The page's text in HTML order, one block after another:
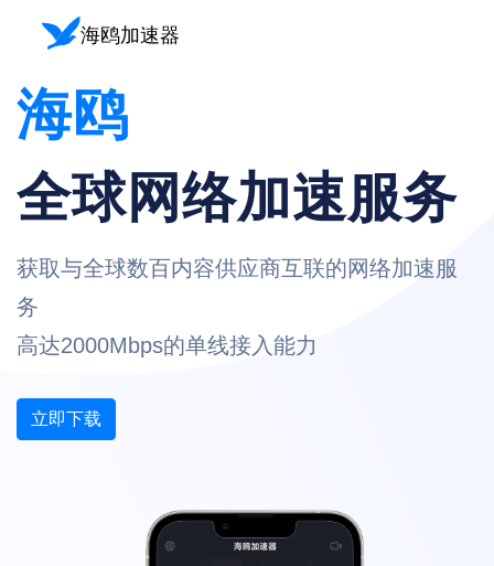
海鸥
全球网络加速服务
获取与全球数百内容供应商互联的网络加速服
务
高达2000Mbps的单线接入能力
立即下载